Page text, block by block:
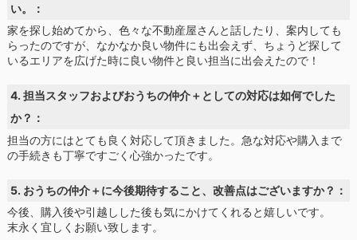
い。：
家を探し始めてから、色々な不動産屋さんと話したり、案内しても
らったのですが、なかなか良い物件にも出会えず、ちょうど探して
いるエリアを広げた時に良い物件と良い担当に出会えたので！
4. 担当スタッフおよびおうちの仲介＋としての対応は如何でした
か？：
担当の方にはとても良く対応して頂きました。急な対応や購入まで
の手続きも丁寧ですごく心強かったです。
5. おうちの仲介＋に今後期待すること、改善点はございますか？：
今後、購入後や引越しした後も気にかけてくれると嬉しいです。
末永く宜しくお願い致します。